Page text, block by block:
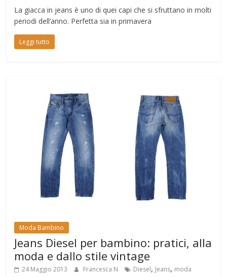
La giacca in jeans è uno di quei capi che si sfruttano in molti
periodi dell’anno. Perfetta sia in primavera
Leggi tutto
Moda Bambino
Jeans Diesel per bambino: pratici, alla
moda e dallo stile vintage
24 Maggio 2013 Francesca N Diesel, Jeans, moda